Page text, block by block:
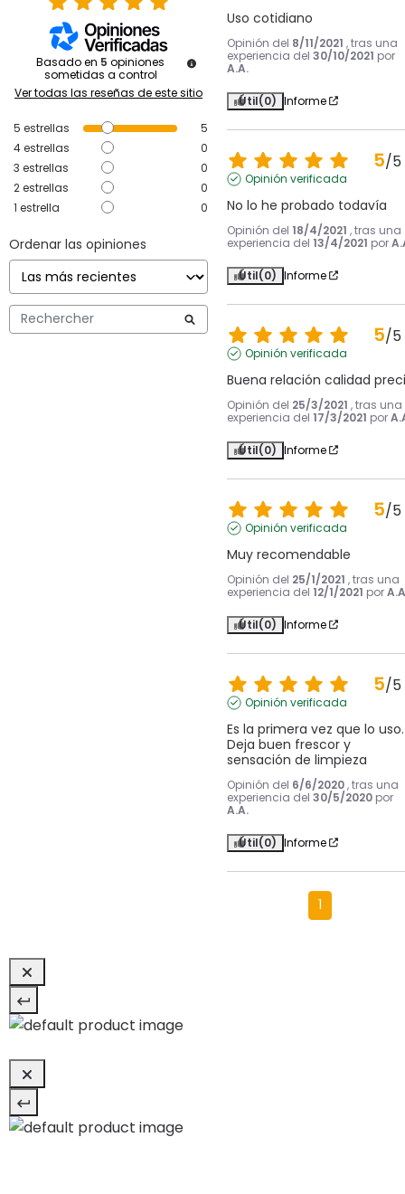
Basado en 5 opiniones
sometidas a control
Ver todas las reseñas de este sitio
5 estrellas
5
4estrellas
0
3 estrellas
0
2estrellas
0
1 estrella 0
Ordenar las opiniones
Uso cotidiano
Opinión del 8/11/2021 , tras una
experiencia del 30/10/2021 por
A.A.
Útil(0) Informe
5/5
Opinión verificada
No lo he probado todavía
Opinión del 18/4/2021 , tras una
experiencia del 13/4/2021 por
Útil(0) Informe
5/5
Opinión verificada
Buena relación calidad
Opinión del 25/3/2021 , tras una
experiencia del 17/3/2021 por
Útil(0) Informe
5/5
Opinión verificada
Muy recomendable
Opinión del 25/1/2021 , tras una
experiencia del 12/1/2021 por
Útil(0) Informe
5/5
Opinión verificada
Es la primera vez que lo uso.
Deja buen frescor y
sensación de limpieza
Opinión del 6/6/2020 , tras una
experiencia del 30/5/2020 por
A.A.
Útil(0) Informe
1